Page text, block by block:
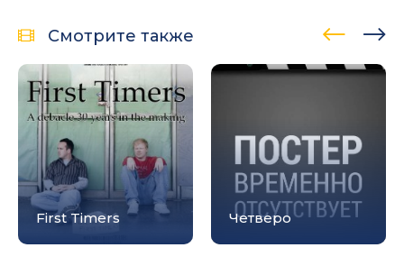
Смотрите также
First Timers Четверо